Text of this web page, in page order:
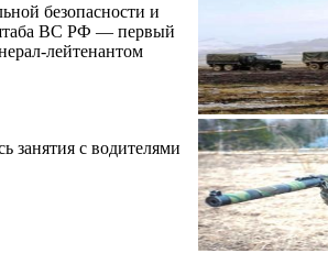
безопасности и
ВС РФ — первый
лейтенантом
занятия с водителями